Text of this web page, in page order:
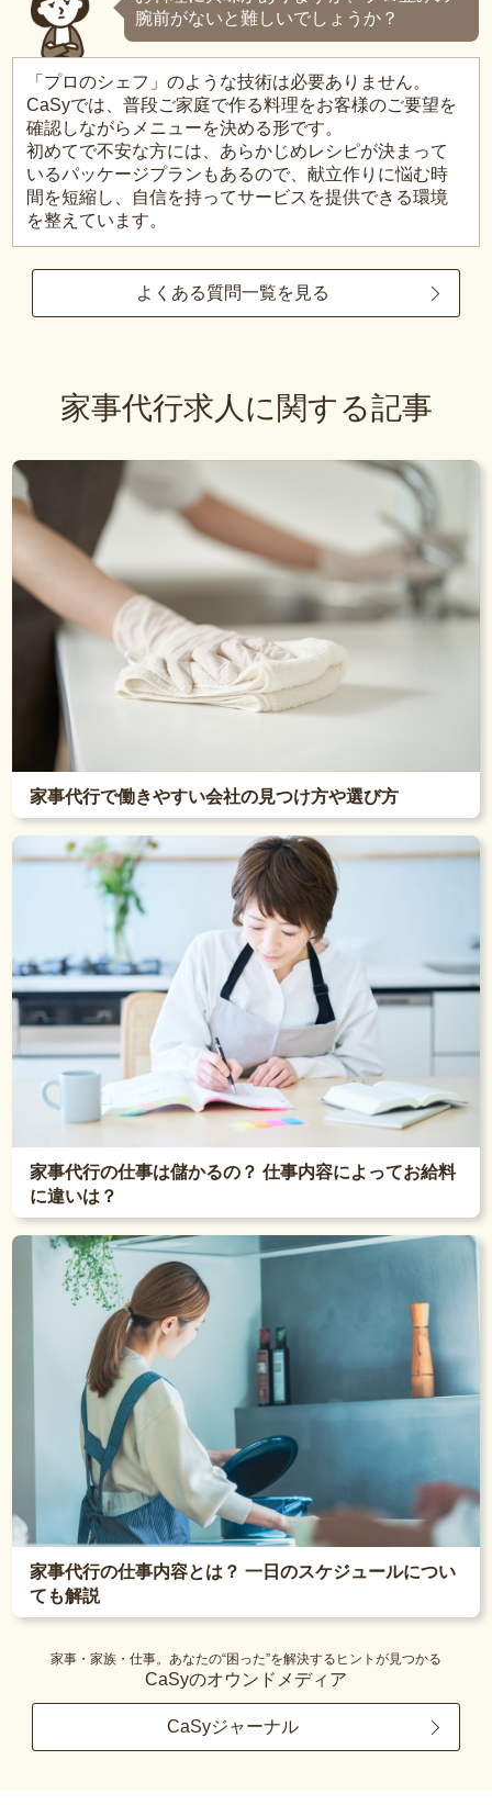
腕前がないと難しいでしょうか？
「プロのシェフ」のような技術は必要ありません。
CaSyでは、普段ご家庭で作る料理をお客様のご要望を
確認しながらメニューを決める形です。
初めてで不安な方には、あらかじめレシピが決まって
いるパッケージプランもあるので、献立作りに悩む時
間を短縮し、自信を持ってサービスを提供できる環境
を整えています。
よくある質問一覧を見る
家事代行求人に関する記事
家事代行で働きやすい会社の見つけ方や選び方
家事代行の仕事は儲かるの？ 仕事内容によってお給料
に違いは？
家事代行の仕事内容とは？ 一日のスケジュールについ
ても解説
家事・家族・仕事。あなたの“困った”を解決するヒントが見つかる
CaSyのオウンドメディア
CaSyジャーナル